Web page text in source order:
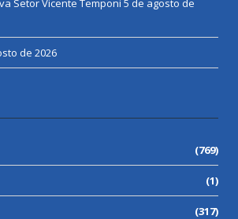
Setor Vicente Temponi 5 de agosto de
de 2026
(769)
(1)
(317)